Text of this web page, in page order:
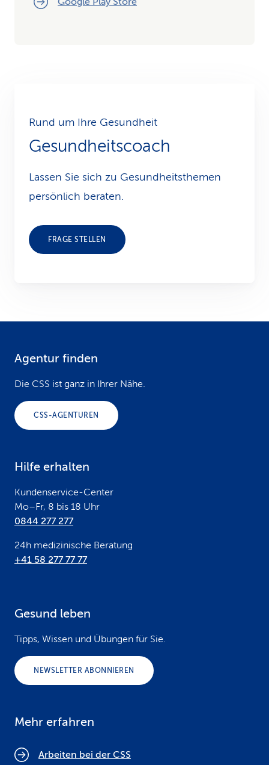
Rund um Ihre Gesundheit
Gesundheitscoach
Lassen Sie sich zu Gesundheits­themen
persönlich beraten.
FRAGE STELLEN
Agentur finden
Die CSS ist ganz in Ihrer Nähe.
CSS-AGENTUREN
Hilfe erhalten
Kundenservice-Center
Mo–Fr, 8 bis 18 Uhr
0844 277 277
24h medizinische Beratung
+41 58 277 77 77
Gesund leben
Tipps, Wissen und Übungen für Sie.
NEWSLETTER ABONNIEREN
Mehr erfahren
Arbeiten bei der CSS